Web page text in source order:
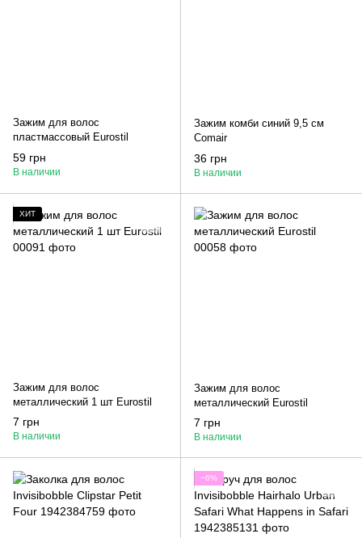
Зажим для волос
пластмассовый Eurostil
59 грн
В наличии
Зажим комби синий 9,5 см
Comair
36 грн
В наличии
ХИТ
Зажим для волос
металлический 1 шт Eurostil
7 грн
В наличии
Зажим для волос
металлический Eurostil
7 грн
В наличии
−6%